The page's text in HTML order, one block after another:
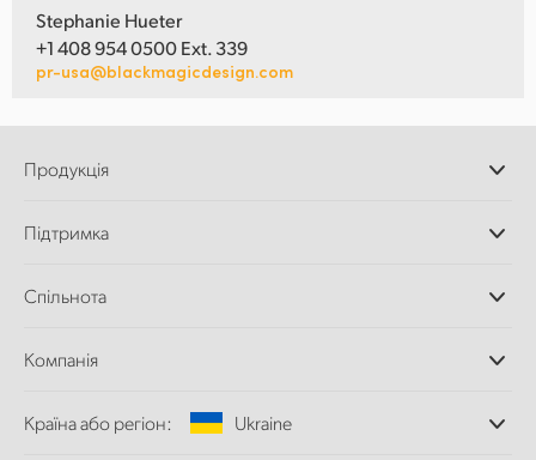
Stephanie Hueter
+1 408 954 0500 Ext. 339
pr-usa@blackmagicdesign.com
Продукція
Додатки DaVinci
Відеомікшери ATEM
Дискові рекордери
та відтворення
Підтримка
Центр підтримки
Спільнота
Компанія
Про нас
Країна або регіон: Ukraine